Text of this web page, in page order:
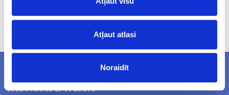
Atļaut atlasi
Noraidīt
Cenas norādītas bez PVN. Cenas var tikt mainītas bez iepriekšēja
JAUNUMI E-PASTĀ